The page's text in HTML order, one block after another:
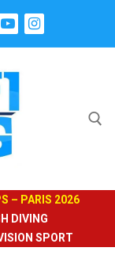
– PARIS 2026
DIVING
SPORT